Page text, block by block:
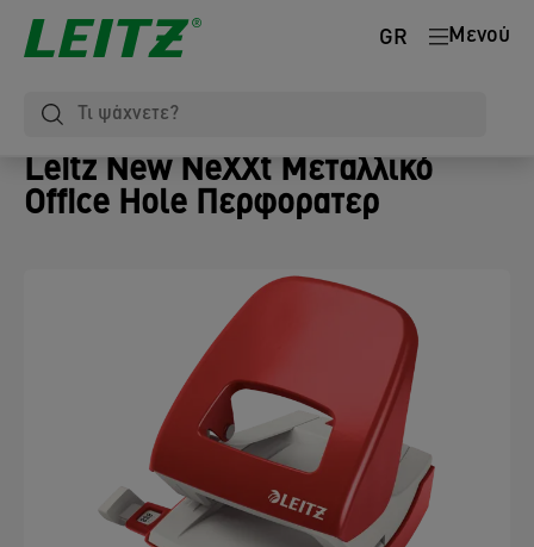
Μενού
GR
Leitz New NeXXt Μεταλλικό
Office Hole Περφορατερ